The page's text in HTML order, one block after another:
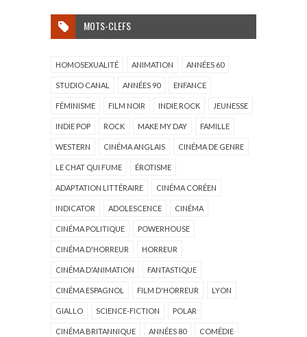
MOTS-CLEFS
HOMOSEXUALITÉ ANIMATION ANNÉES 60
STUDIO CANAL ANNÉES 90 ENFANCE
FÉMINISME FILM NOIR INDIE ROCK JEUNESSE
INDIE POP ROCK MAKE MY DAY FAMILLE
WESTERN CINÉMA ANGLAIS CINÉMA DE GENRE
LE CHAT QUI FUME ÉROTISME
ADAPTATION LITTÉRAIRE CINÉMA CORÉEN
INDICATOR ADOLESCENCE CINÉMA
CINÉMA POLITIQUE POWERHOUSE
CINÉMA D'HORREUR HORREUR
CINÉMA D'ANIMATION FANTASTIQUE
CINÉMA ESPAGNOL FILM D'HORREUR LYON
GIALLO SCIENCE-FICTION POLAR
CINÉMA BRITANNIQUE ANNÉES 80 COMÉDIE